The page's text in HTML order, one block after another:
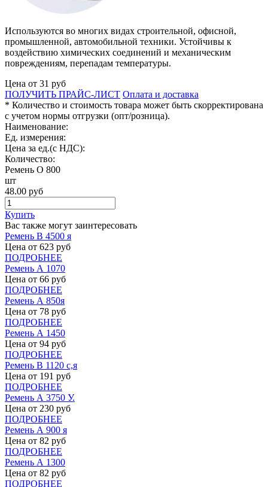
Используются во многих видах строительной, офисной,
промышленной, автомобильной техники. Устойчивы к
воздействию химических соединений и механическим
повреждениям, перепадам температуры.
Цена от 31 руб
ПОЛУЧИТЬ ПРАЙС-ЛИСТ Оплата и доставка
* Количество и стоимость товара может быть скорректирована
с учетом нормы отгрузки (опт/розница).
Наименование:
Ед. измерения:
Цена за ед.(с НДС):
Количество:
Ремень О 800
шт
48.00 руб
Купить
Вас также могут заинтересовать
Ремень В 4500 я
Цена от 623 руб
ПОДРОБНЕЕ
Ремень А 1070
Цена от 66 руб
ПОДРОБНЕЕ
Ремень А 850я
Цена от 78 руб
ПОДРОБНЕЕ
Ремень А 1450
Цена от 94 руб
ПОДРОБНЕЕ
Ремень В 1120 с,я
Цена от 191 руб
ПОДРОБНЕЕ
Ремень А 3750 У.
Цена от 230 руб
ПОДРОБНЕЕ
Ремень А 900 я
Цена от 82 руб
ПОДРОБНЕЕ
Ремень А 1300
Цена от 82 руб
ПОДРОБНЕЕ